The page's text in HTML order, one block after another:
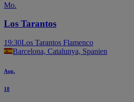
Mo.
Los Tarantos
19:30Los Tarantos Flamenco
Barcelona, Catalunya, Spanien
Aug.
18